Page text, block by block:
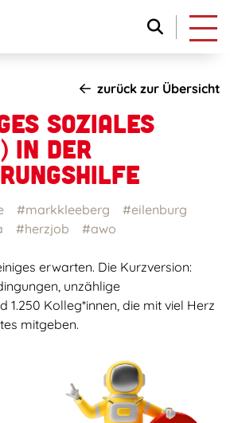
zurück zur Übersicht
SOZIALES
IN DER
#markkleeberg
#eilenburg
#herzjob #awo
erwarten. Die Kurzversion:
unzählige
1.250 Kolleg*innen, die mit viel Herz
mitgeben.